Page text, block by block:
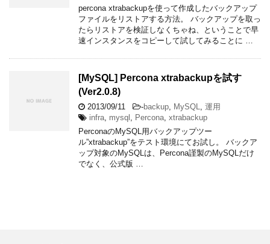
percona xtrabackupを使って作成したバックアップ
ファイルをリストアする方法。 バックアップを取っ
たらリストアを検証しなくちゃね、ということで早
速インスタンスをコピーして試してみることに …
[MySQL] Percona xtrabackupを試す
(Ver2.0.8)
2013/09/11 -backup, MySQL, 運用
infra, mysql , Percona, xtrabackup
PerconaのMySQL用バックアップツー
ル”xtrabackup”をテスト環境にてお試し。 バックア
ップ対象のMySQLは、Percona謹製のMySQLだけ
でなく、公式版 …